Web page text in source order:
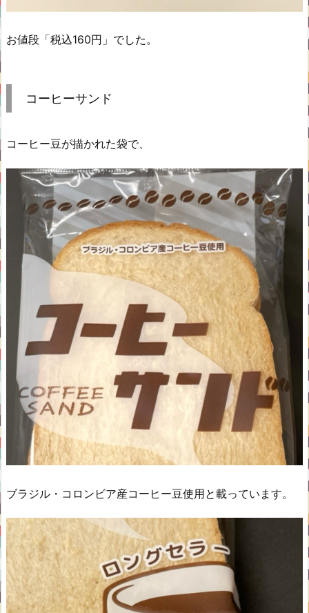
お値段「税込160円」でした。
コーヒーサンド
コーヒー豆が描かれた袋で、
ブラジル・コロンビア産コーヒー豆使用と載っています。